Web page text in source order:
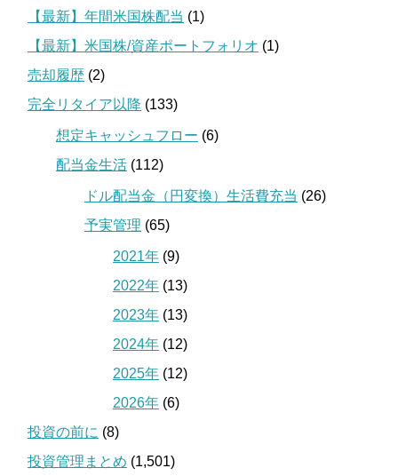
【最新】年間米国株配当 (1)
【最新】米国株/資産ポートフォリオ (1)
売却履歴 (2)
完全リタイア以降 (133)
想定キャッシュフロー (6)
配当金生活 (112)
ドル配当金（円変換）生活費充当 (26)
予実管理 (65)
2021年 (9)
2022年 (13)
2023年 (13)
2024年 (12)
2025年 (12)
2026年 (6)
投資の前に (8)
投資管理まとめ (1,501)